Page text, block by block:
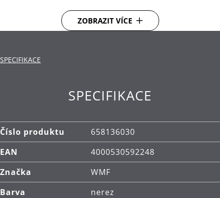
Bezproblémové odstranění dlouhých zátek
pomocí dvoustupňové pákové vývrtky.
Cromargan® 18/10.
ZOBRAZIT VÍCE
SPECIFIKACE
SPECIFIKACE
Číslo produktu
658136030
EAN
4000530592248
Značka
WMF
Barva
nerez